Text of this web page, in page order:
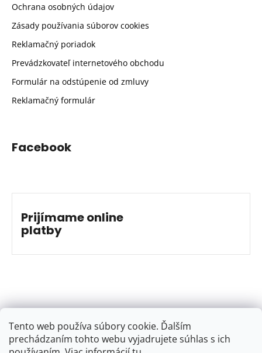
Tento web používa súbory cookie. Ďalším
prechádzaním tohto webu vyjadrujete súhlas s ich
Ochrana osobných údajov
Zásady používania súborov cookies
Reklamačný poriadok
Prevádzkovateľ internetového obchodu
Formulár na odstúpenie od zmluvy
Reklamačný formulár
Facebook
Prijímame online
platby